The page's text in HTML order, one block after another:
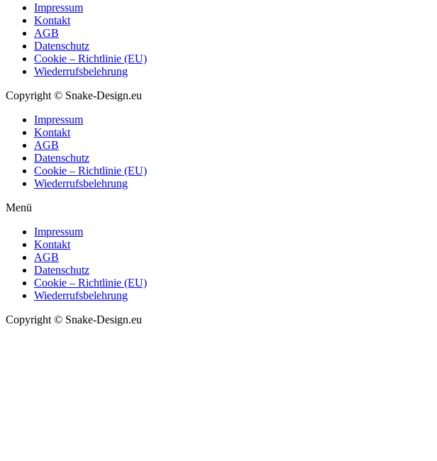
Impressum
Kontakt
AGB
Datenschutz
Cookie – Richtlinie (EU)
Wiederrufsbelehrung
Copyright © Snake-Design.eu
Impressum
Kontakt
AGB
Datenschutz
Cookie – Richtlinie (EU)
Wiederrufsbelehrung
Menü
Impressum
Kontakt
AGB
Datenschutz
Cookie – Richtlinie (EU)
Wiederrufsbelehrung
Copyright © Snake-Design.eu